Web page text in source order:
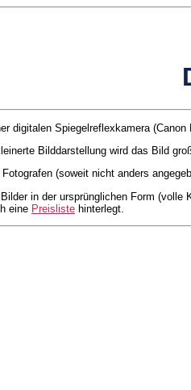
digitalen Spiegelreflexkamera
Bilddarstellung wird das Bild
(soweit nicht anders
in der ursprünglichen Form
eine Preisliste hinterlegt.